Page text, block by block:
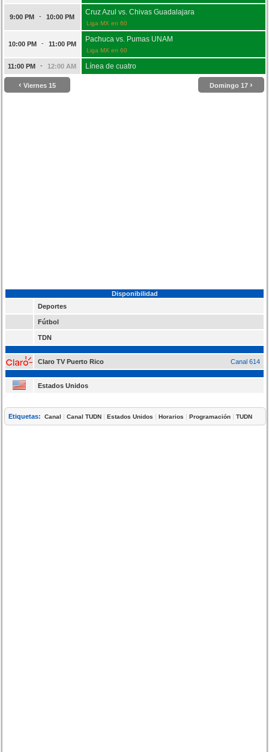
9:00 PM - 10:00 PM
Cruz Azul vs. Chivas Guadalajara
Liga MX en 60
10:00 PM - 11:00 PM
Pachuca vs. Pumas UNAM
Liga MX en 60
11:00 PM - 12:00 AM Línea de cuatro
‹ Viernes 15 Domingo 17 ›
Disponibilidad
Deportes
Fútbol
TDN
Claro TV Puerto Rico Canal 614
Estados Unidos
Etiquetas: Canal |Canal TUDN |Estados Unidos |Horarios |Programación |TUDN